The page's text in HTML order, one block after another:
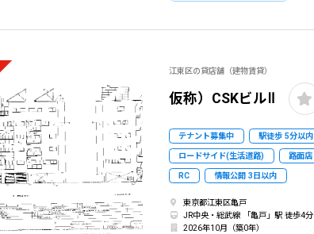
江東区の貸店舗（建物賃貸）
仮称）CSKビルⅡ
テナント募集中 駅徒歩 5分以内
ロードサイド(生活道路) 路面店
RC 情報公開 3日以内
東京都江東区亀戸
JR中央・総武線 「亀戸」駅 徒歩4分
2026年10月（築0年）